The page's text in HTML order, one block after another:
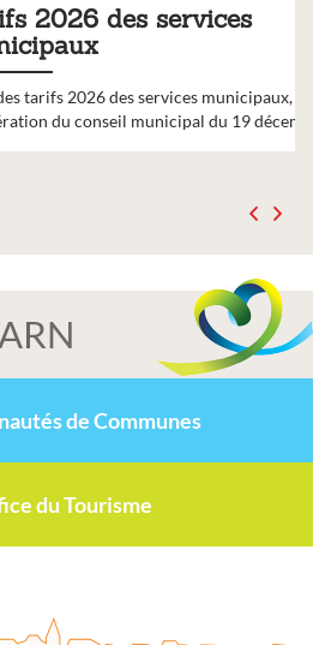
services
services municipaux,
municipal du 19 décembre 2025
de Communes
du Tourisme